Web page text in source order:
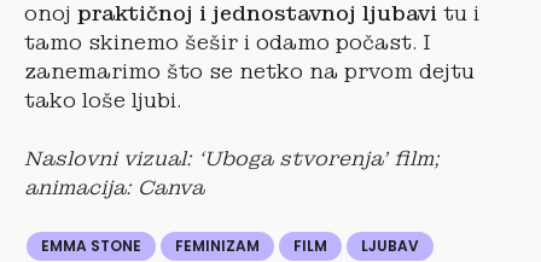
onoj praktičnoj i jednostavnoj ljubavi tu i
tamo skinemo šešir i odamo počast. I
zanemarimo što se netko na prvom dejtu
tako loše ljubi.
Naslovni vizual: ‘Uboga stvorenja’ film;
animacija: Canva
EMMA STONE FEMINIZAM FILM
LJUBAV